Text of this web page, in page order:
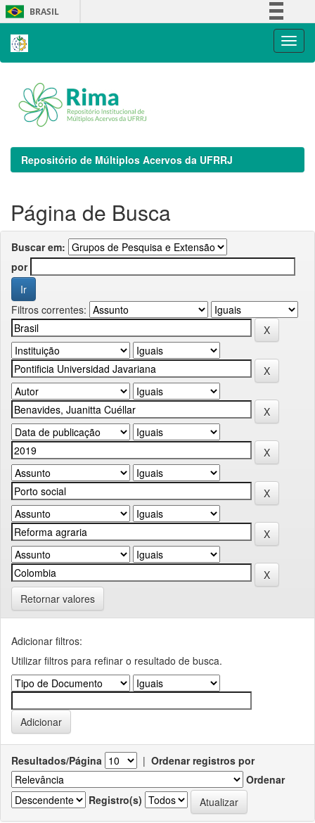
Skip
navigation
BRASIL
Repositório de Múltiplos Acervos da UFRRJ
Página de Busca
Buscar em:
por
Filtros correntes:
Retornar valores
Adicionar filtros:
Utilizar filtros para refinar o resultado de busca.
Resultados/Página | Ordenar registros por
Ordenar
Registro(s)